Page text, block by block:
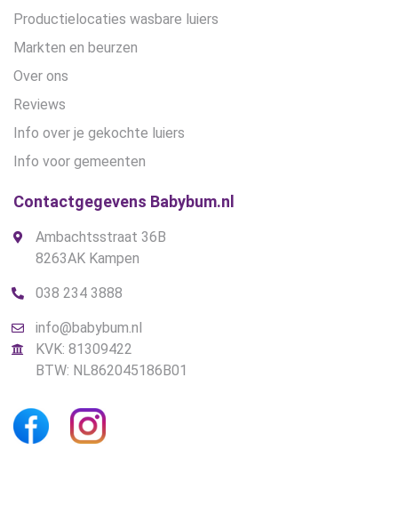
Productielocaties wasbare luiers
Markten en beurzen
Over ons
Reviews
Info over je gekochte luiers
Info voor gemeenten
Contactgegevens Babybum.nl
Ambachtsstraat 36B
8263AK Kampen
038 234 3888
info@babybum.nl
KVK: 81309422
BTW: NL862045186B01